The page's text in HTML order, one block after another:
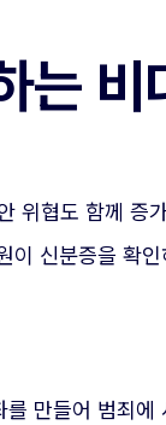
비
협도 함께 증
신분증을 확
만들어 범죄